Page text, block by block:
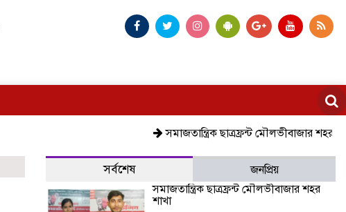
সমাজতান্ত্রিক ছাত্রফ্রন্ট মৌলভীবাজার শহর শাখা কেমন
সর্বশেষ
জনপ্রিয়
সমাজতান্ত্রিক ছাত্রফ্রন্ট মৌলভীবাজার শহর
শাখা